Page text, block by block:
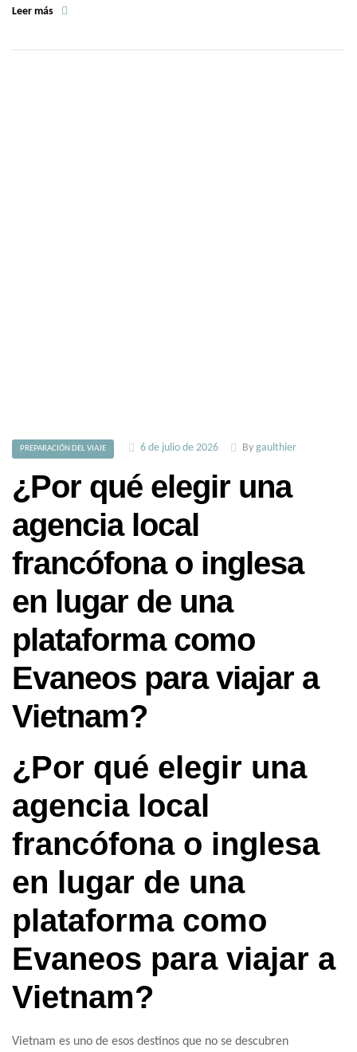
Leer más
PREPARACIÓN DEL VIAJE 6 de julio de 2026 By gaulthier
¿Por qué elegir una
agencia local
francófona o inglesa
en lugar de una
plataforma como
Evaneos para viajar a
Vietnam?
¿Por qué elegir una
agencia local
francófona o inglesa
en lugar de una
plataforma como
Evaneos para viajar a
Vietnam?
Vietnam es uno de esos destinos que no se descubren